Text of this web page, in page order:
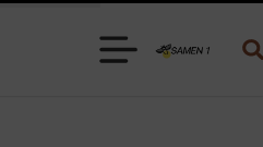
jouw klus